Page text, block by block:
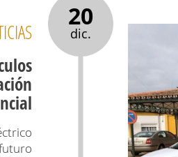
20
dic.